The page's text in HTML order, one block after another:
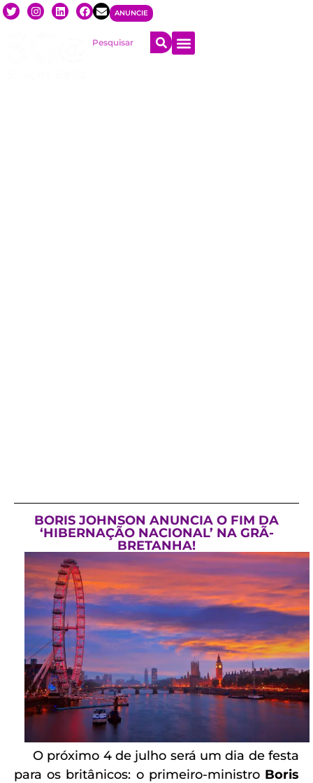
ANUNCIE
BORIS JOHNSON ANUNCIA O FIM DA
‘HIBERNAÇÃO NACIONAL’ NA GRÃ-
BRETANHA!
O próximo 4 de julho será um dia de festa
para os britânicos: o primeiro-ministro Boris